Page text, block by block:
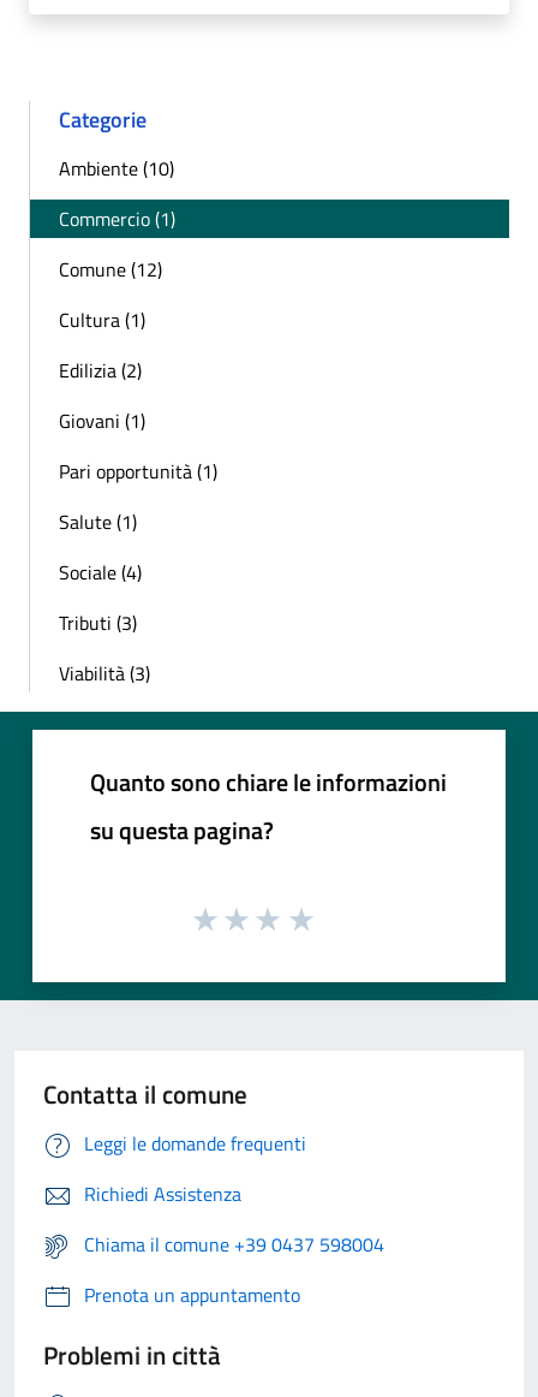
Categorie
Ambiente (10)
Commercio (1)
Comune (12)
Cultura (1)
Edilizia (2)
Giovani (1)
Pari opportunità (1)
Salute (1)
Sociale (4)
Tributi (3)
Viabilità (3)
Quanto sono chiare le informazioni
su questa pagina?
Contatta il comune
Leggi le domande frequenti
Richiedi Assistenza
Chiama il comune +39 0437 598004
Prenota un appuntamento
Problemi in città